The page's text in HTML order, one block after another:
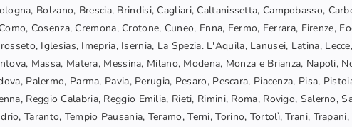
Bolzano, Brescia, Brindisi, Cagliari, Caltanissetta, Campobasso,
Cosenza, Cremona, Crotone, Cuneo, Enna, Fermo, Ferrara, Firenze,
Iglesias, Imepria, Isernia, La Spezia. L'Aquila, Lanusei, Latina,
Massa, Matera, Messina, Milano, Modena, Monza e Brianza, Napoli,
Palermo, Parma, Pavia, Perugia, Pesaro, Pescara, Piacenza, Pisa,
Reggio Calabria, Reggio Emilia, Rieti, Rimini, Roma, Rovigo, Salerno,
Taranto, Tempio Pausania, Teramo, Terni, Torino, Tortolì, Trani,